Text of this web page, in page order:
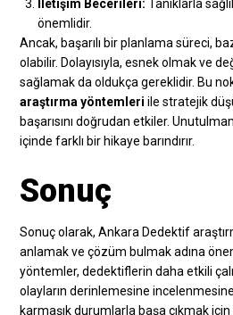
İletişim Becerileri: Tanıklarla
önemlidir.
Ancak, başarılı bir planlama süreci,
olabilir. Dolayısıyla, esnek olmak ve
sağlamak da oldukça gereklidir. Bu
araştırma yöntemleri ile stratejik
başarısını doğrudan etkiler.
içinde farklı bir hikaye barındırır.
Sonuç
Sonuç olarak, Ankara Dedektif
anlamak ve çözüm bulmak adına
yöntemler, dedektiflerin daha etkili
olayların derinlemesine
karmaşık durumlarla başa çıkmak